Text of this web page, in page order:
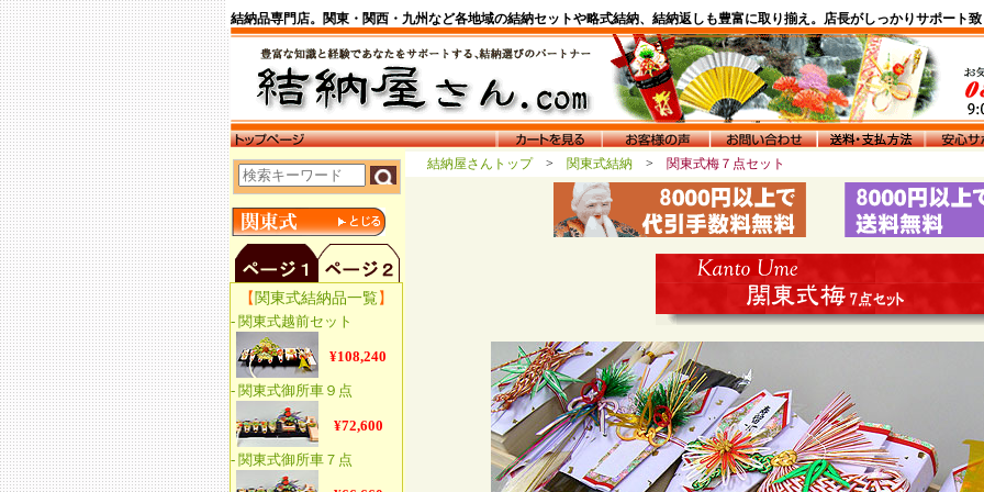
結納品専門店。関東・関西・九州など各地域の結納セットや略式結納、結納返しも豊富に取り揃え。店長がしっかりサポート
結納屋さんトップ > 関東式結納 > 関東式梅７点セット